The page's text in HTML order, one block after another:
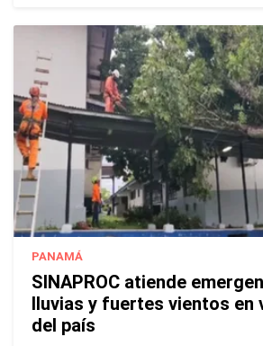
PANAMÁ
SINAPROC atiende
lluvias y fuertes vientos en
del país